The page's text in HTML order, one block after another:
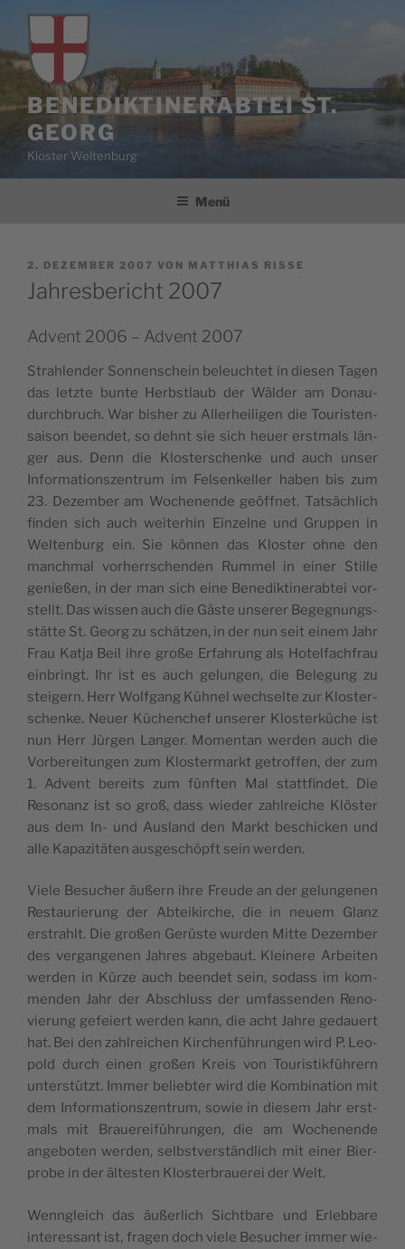
Zum
springen
BENEDIKTINERABTEI ST.
GEORG
Kloster Weltenburg
Menü
VERÖFFENTLICHT
AM
2. DEZEMBER 2007 VON MATTHIAS RISSE
Jahresbericht 2007
Advent 2006 – Advent 2007
Strah­len­der Son­nen­schein beleuch­tet in die­sen Tagen
das letz­te bun­te Herbst­laub der Wäl­der am Donau­
durch­bruch. War bis­her zu Aller­hei­li­gen die Tou­ris­ten­
sai­son been­det, so dehnt sie sich heu­er erst­mals län­
ger aus. Denn die Klos­ter­schen­ke und auch unser
Infor­ma­ti­ons­zen­trum im Fel­sen­kel­ler haben bis zum
23. Dezem­ber am Wochen­en­de geöff­net. Tat­säch­lich
fin­den sich auch wei­ter­hin Ein­zel­ne und Grup­pen in
Wel­ten­burg ein. Sie kön­nen das Klos­ter ohne den
manch­mal vor­herr­schen­den Rum­mel in einer Stil­le
genie­ßen, in der man sich eine Bene­dik­ti­ner­ab­tei vor­
stellt. Das wis­sen auch die Gäs­te unse­rer Begeg­nungs­
stät­te St. Georg zu schät­zen, in der nun seit einem Jahr
Frau Kat­ja Beil ihre gro­ße Erfah­rung als Hotel­fach­frau
ein­bringt. Ihr ist es auch gelun­gen, die Bele­gung zu
stei­gern. Herr Wolf­gang Küh­nel wech­sel­te zur Klos­ter­
schen­ke. Neu­er Küchen­chef unse­rer Klos­ter­kü­che ist
nun Herr Jür­gen Lan­ger. Momen­tan wer­den auch die
Vor­be­rei­tun­gen zum Klos­ter­markt getrof­fen, der zum
1. Advent bereits zum fünf­ten Mal statt­fin­det. Die
Reso­nanz ist so groß, dass wie­der zahl­rei­che Klös­ter
aus dem In- und Aus­land den Markt beschi­cken und
alle Kapa­zi­tä­ten aus­ge­schöpft sein werden.
Vie­le Besu­cher äußern ihre Freu­de an der gelun­ge­nen
Restau­rie­rung der Abtei­kir­che, die in neu­em Glanz
erstrahlt. Die gro­ßen Gerüs­te wur­den Mit­te Dezem­ber
des ver­gan­ge­nen Jah­res abge­baut. Klei­ne­re Arbei­ten
wer­den in Kür­ze auch been­det sein, sodass im kom­
men­den Jahr der Abschluss der umfas­sen­den Reno­
vie­rung gefei­ert wer­den kann, die acht Jah­re gedau­ert
hat. Bei den zahl­rei­chen Kir­chen­füh­run­gen wird P. Leo­
pold durch einen gro­ßen Kreis von Tou­ris­tik­füh­rern
unter­stützt. Immer belieb­ter wird die Kom­bi­na­ti­on mit
dem Infor­ma­ti­ons­zen­trum, sowie in die­sem Jahr erst­
mals mit Braue­rei­füh­run­gen, die am Wochen­en­de
ange­bo­ten wer­den, selbst­ver­ständ­lich mit einer Bier­
pro­be in der ältes­ten Klos­ter­braue­rei der Welt.
Wenn­gleich das äußer­lich Sicht­ba­re und Erleb­ba­re
inter­es­sant ist, fra­gen doch vie­le Besu­cher immer wie­